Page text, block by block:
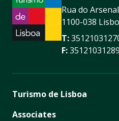
Rua do
1100-038
T:
F:
Turismo de Lisboa
Associates